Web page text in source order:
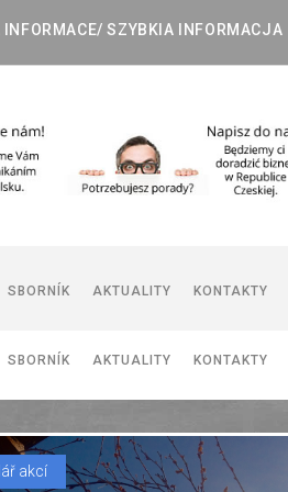
INFORMACE/ SZYBKIA INFORMACJA
SBORNÍK AKTUALITY KONTAKTY
SBORNÍK
DOKUMENTY POUŽÍVANÉ V ČR
AKTUALITY KONTAKTY
akcí